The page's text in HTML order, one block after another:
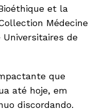
et la
Médecine
Universitaires de
que
até hoje, em
discordando.